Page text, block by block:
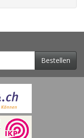
Bestellen